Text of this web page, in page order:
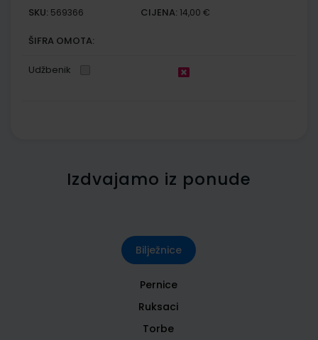
SKU: 569366 CIJENA: 14,00 €
ŠIFRA OMOTA:
Udžbenik
Izdvajamo iz ponude
Bilježnice
Pernice
Ruksaci
Torbe